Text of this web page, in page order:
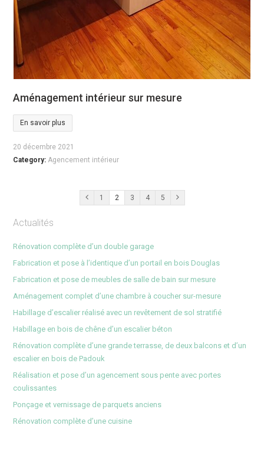
Aménagement intérieur sur mesure
En savoir plus
20 décembre 2021
Category: Agencement intérieur
1 2 3 4 5
Actualités
Rénovation complète d’un double garage
Fabrication et pose à l’identique d’un portail en bois Douglas
Fabrication et pose de meubles de salle de bain sur mesure
Aménagement complet d’une chambre à coucher sur-mesure
Habillage d’escalier réalisé avec un revêtement de sol stratifié
Habillage en bois de chêne d’un escalier béton
Rénovation complète d’une grande terrasse, de deux balcons et d’un
escalier en bois de Padouk
Réalisation et pose d’un agencement sous pente avec portes
coulissantes
Ponçage et vernissage de parquets anciens
Rénovation complète d’une cuisine